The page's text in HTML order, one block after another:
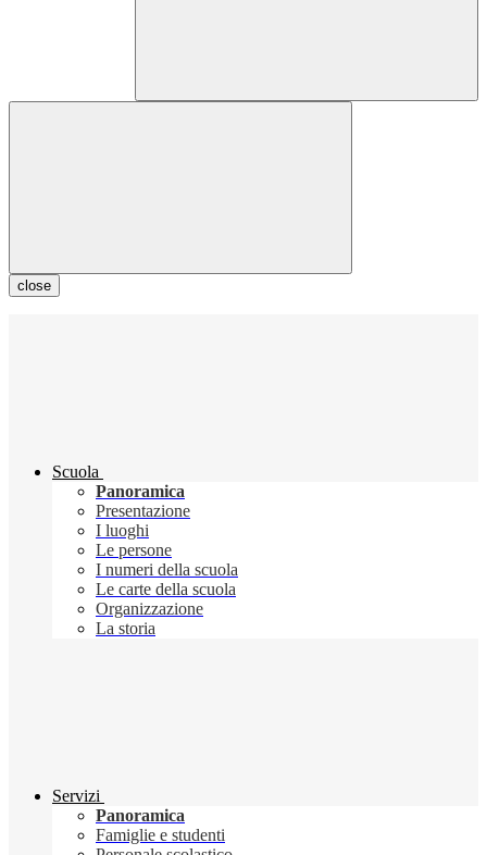
close
Scuola
Panoramica
Presentazione
I luoghi
Le persone
I numeri della scuola
Le carte della scuola
Organizzazione
La storia
Servizi
Panoramica
Famiglie e studenti